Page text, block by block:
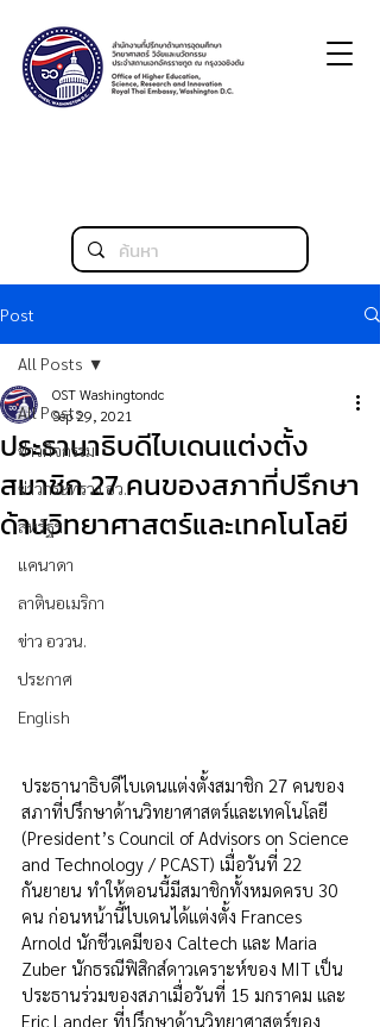
Post
All Posts
ข่าวกิจกรรม
ข่าวกระทรวง อว.
สหรัฐฯ
แคนาดา
ลาตินอเมริกา
ข่าว อววน.
ประกาศ
English
All Posts
ประธานาธิบดีไบเดนแต่งตั้ง
สมาชิก 27 คนของสภาที่ปรึกษา
ด้านวิทยาศาสตร์และเทคโนโลยี
OST Washingtondc
Sep 29, 2021
ประธานาธิบดีไบเดนแต่งตั้งสมาชิก 27 คนของ
สภาที่ปรึกษาด้านวิทยาศาสตร์และเทคโนโลยี
(President’s Council of Advisors on Science
and Technology / PCAST) เมื่อวันที่ 22
กันยายน ทำให้ตอนนี้มีสมาชิกทั้งหมดครบ 30
คน ก่อนหน้านี้ไบเดนได้แต่งตั้ง Frances
Arnold นักชีวเคมีของ Caltech และ Maria
Zuber นักธรณีฟิสิกส์ดาวเคราะห์ของ MIT เป็น
ประธานร่วมของสภาเมื่อวันที่ 15 มกราคม และ
Eric Lander ที่ปรึกษาด้านวิทยาศาสตร์ของ